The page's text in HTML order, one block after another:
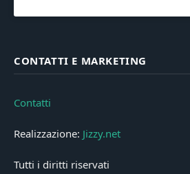
CONTATTI E MARKETING
Contatti
Realizzazione: Jizzy.net
Tutti i diritti riservati